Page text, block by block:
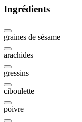
Ingrédients
graines de sésame
arachides
gressins
ciboulette
poivre